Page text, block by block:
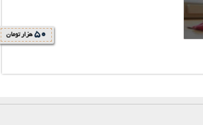
50 هزار تومان